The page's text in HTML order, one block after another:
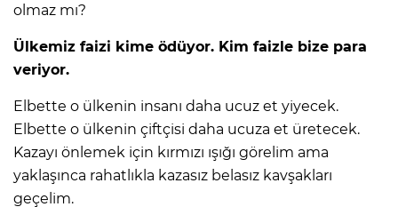
olmaz mı?
Ülkemiz faizi kime ödüyor. Kim faizle bize para
veriyor.
Elbette o ülkenin insanı daha ucuz et yiyecek.
Elbette o ülkenin çiftçisi daha ucuza et üretecek.
Kazayı önlemek için kırmızı ışığı görelim ama
yaklaşınca rahatlıkla kazasız belasız kavşakları
geçelim.